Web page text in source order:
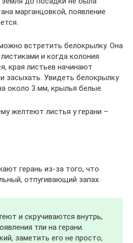
марганцовкой, появление
встретить белокрылку. Она
и когда колония
края листьев начинают
засыхать. Увидеть белокрылку
около 3 мм, крылья белые.
желтеют листья у герани –
герань из-за того, что
отпугивающий запах.
и скручиваются внутрь,
тли на герани.
заметить его не просто,